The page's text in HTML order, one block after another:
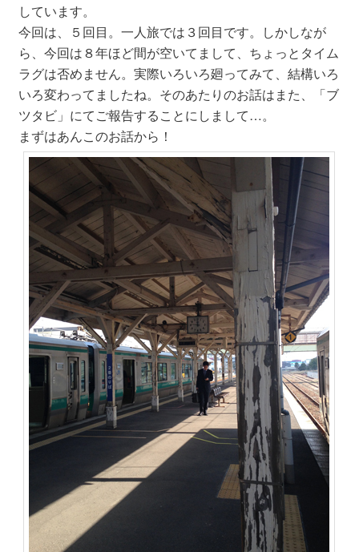
しています。
今回は、５回目。一人旅では３回目です。しかしなが
ら、今回は８年ほど間が空いてまして、ちょっとタイム
ラグは否めません。実際いろいろ廻ってみて、結構いろ
いろ変わってましたね。そのあたりのお話はまた、「ブ
ツタビ」にてご報告することにしまして…。
まずはあんこのお話から！